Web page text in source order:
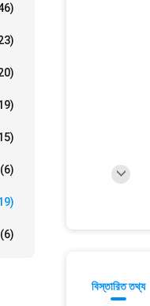
(6)
(6)
বিস্তারিত তথ্য